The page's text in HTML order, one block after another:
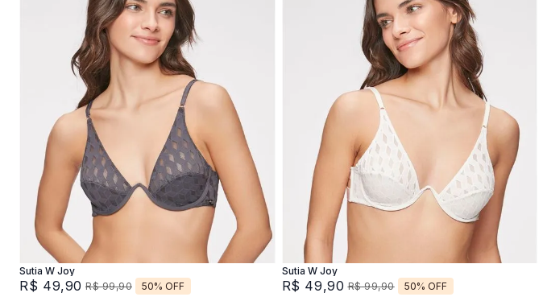
42 44 46
Sutia W Joy
R$ 49,90 R$ 99,90 50% OFF
42 44 46
Sutia W Joy
R$ 49,90 R$ 99,90 50% OFF